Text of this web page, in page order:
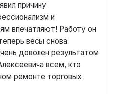
причину
и
впечатляют! Работу он
весы снова
доволен результатом
всем, кто
ремонте торговых